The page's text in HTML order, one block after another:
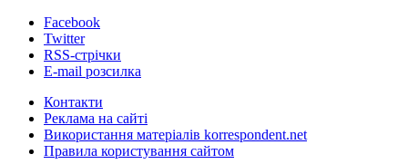
Facebook
Twitter
RSS-стрічки
E-mail розсилка
Контакти
Реклама на сайті
Використання матеріалів korrespondent.net
Правила користування сайтом